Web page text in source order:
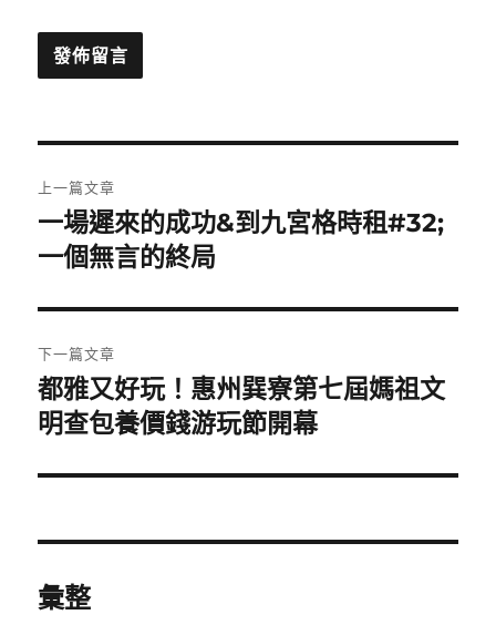
章
導
覽
上一篇文章
上
一
文
章:
一場遲來的成功&到九宮格時租#32;
一個無言的終局
下一篇文章
下
一
文
都雅又好玩！惠州巽寮第七屆媽祖文
明查包養價錢游玩節開幕
彙整